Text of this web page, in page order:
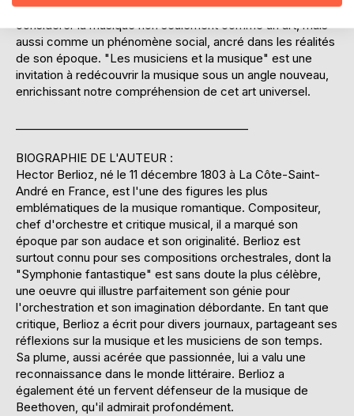
dynamiques. En lisant cet essai, le lecteur est amené à
considérer la musique non seulement comme un art, mais
aussi comme un phénomène social, ancré dans les réalités
de son époque. "Les musiciens et la musique" est une
invitation à redécouvrir la musique sous un angle nouveau,
enrichissant notre compréhension de cet art universel.
BIOGRAPHIE DE L'AUTEUR :
Hector Berlioz, né le 11 décembre 1803 à La Côte-Saint-
André en France, est l'une des figures les plus
emblématiques de la musique romantique. Compositeur,
chef d'orchestre et critique musical, il a marqué son
époque par son audace et son originalité. Berlioz est
surtout connu pour ses compositions orchestrales, dont la
"Symphonie fantastique" est sans doute la plus célèbre,
une oeuvre qui illustre parfaitement son génie pour
l'orchestration et son imagination débordante. En tant que
critique, Berlioz a écrit pour divers journaux, partageant ses
réflexions sur la musique et les musiciens de son temps.
Sa plume, aussi acérée que passionnée, lui a valu une
reconnaissance dans le monde littéraire. Berlioz a
également été un fervent défenseur de la musique de
Beethoven, qu'il admirait profondément.